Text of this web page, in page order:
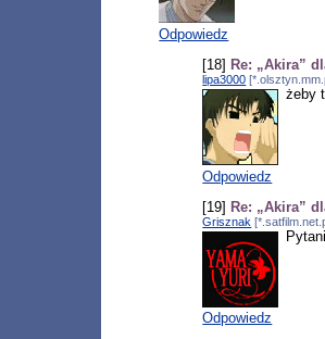
Odpowiedz
[18] Re: „Akira”
lipa3000
żeby
Odpowiedz
[19] Re: „Akira”
Grisznak
Odpowiedz